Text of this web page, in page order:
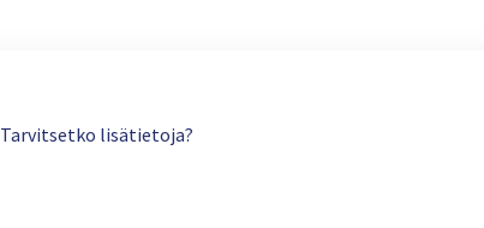
Tarvitsetko lisätietoja?